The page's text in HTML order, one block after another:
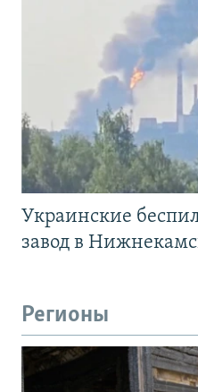
Украинские
завод в
Регионы